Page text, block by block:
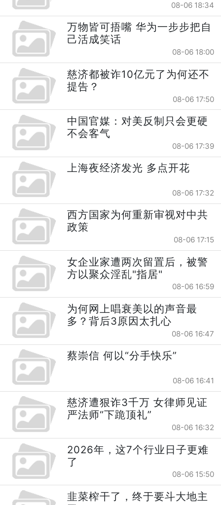
08-06 18:34
万物皆可捂嘴 华为一步步把自
己活成笑话
08-06 18:00
慈济都被诈10亿元了为何还不
提告？
08-06 17:50
中国官媒：对美反制只会更硬
不会客气
08-06 17:39
上海夜经济发光 多点开花
08-06 17:32
西方国家为何重新审视对中共
政策
08-06 17:15
女企业家遭两次留置后，被警
方以聚众淫乱"指居"
08-06 16:59
为何网上唱衰美以的声音最
多？背后3原因太扎心
08-06 16:47
蔡崇信 何以“分手快乐”
08-06 16:41
慈济遭狠诈3千万 女律师见证
严法师“下跪顶礼”
08-06 16:32
2026年，这7个行业日子更难
了
08-06 15:50
韭菜榨干了，终于要斗大地主